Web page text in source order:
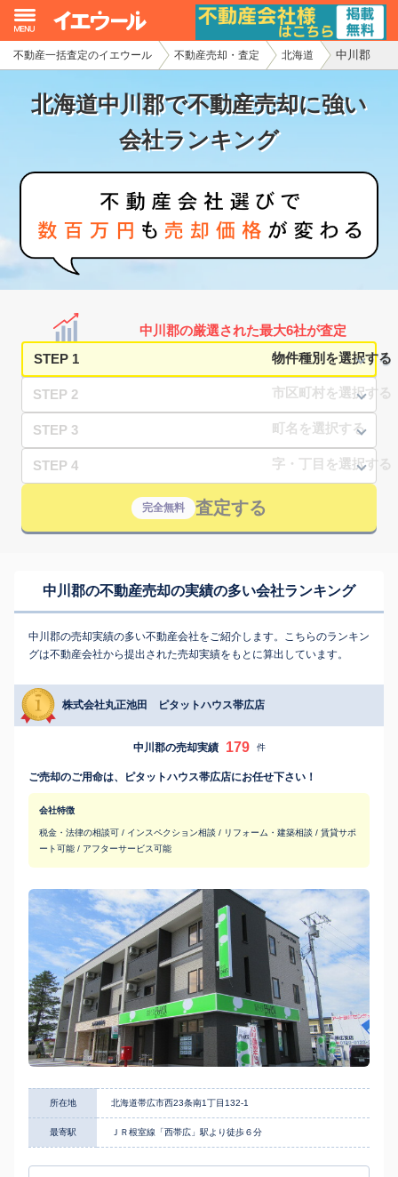
不動産一括査定のイエウール 不動産売却・査定 北海道 中川郡
北海道中川郡で不動産売却に強い
会社ランキング
中川郡の厳選された最大6社が査定
STEP 1
STEP 2
STEP 3
STEP 4
完全無料 査定する
中川郡の不動産売却の実績の多い会社ランキング
中川郡の売却実績の多い不動産会社をご紹介します。こちらのランキン
グは不動産会社から提出された売却実績をもとに算出しています。
株式会社丸正池田 ピタットハウス帯広店
中川郡の売却実績 179 件
ご売却のご用命は、ピタットハウス帯広店にお任せ下さい！
会社特徴
税金・法律の相談可 / インスペクション相談 / リフォーム・建築相談 / 賃貸サポ
ート可能 / アフターサービス可能
所在地 北海道帯広市西23条南1丁目132-1
最寄駅 ＪＲ根室線「西帯広」駅より徒歩６分
イエウール加盟希望の不動産会社様
初めての方へ
不動産の売却・一括査定
家査定シミュレーター
お問い合わせ